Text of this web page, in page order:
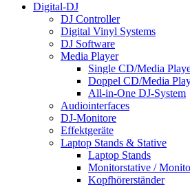
Digital-DJ
DJ Controller
Digital Vinyl Systems
DJ Software
Media Player
Single CD/Media
Doppel CD/Media
All-in-One DJ-System
Audiointerfaces
DJ-Monitore
Effektgeräte
Laptop Stands & Stative
Laptop Stands
Monitorstative /
Kopfhörerständer